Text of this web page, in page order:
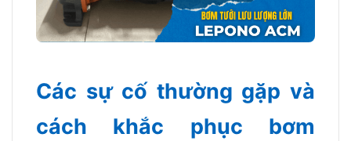
Các sự cố thường gặp và
cách khắc phục bơm